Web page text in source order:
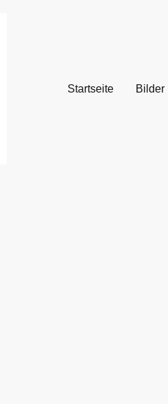
Startseite Bilder